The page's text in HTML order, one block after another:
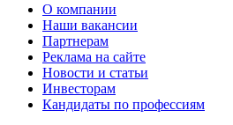
О компании
Наши вакансии
Партнерам
Реклама на сайте
Новости и статьи
Инвесторам
Кандидаты по профессиям